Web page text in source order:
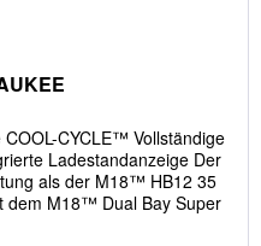
CYCLE™ Vollständige
Ladestandanzeige Der
als der M18™ HB12 35
dem M18™ Dual Bay Super